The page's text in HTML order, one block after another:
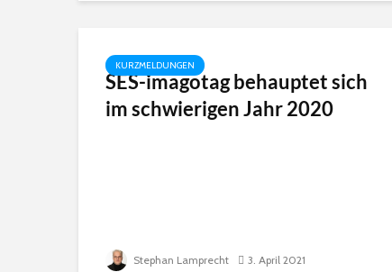
KURZMELDUNGEN
SES-imagotag behauptet sich
im schwierigen Jahr 2020
Stephan Lamprecht 3. April 2021